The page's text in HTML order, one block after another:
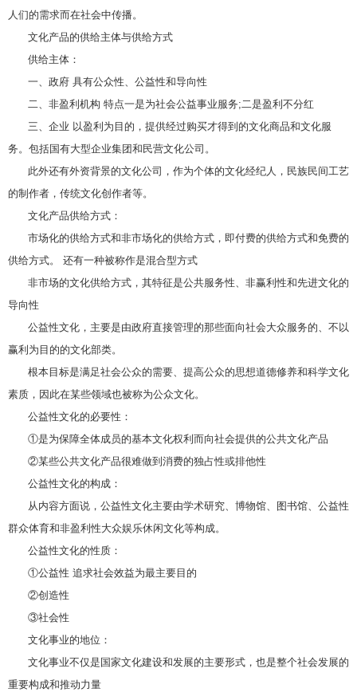
人们的需求而在社会中传播。
文化产品的供给主体与供给方式
供给主体：
一、政府 具有公众性、公益性和导向性
二、非盈利机构 特点一是为社会公益事业服务;二是盈利不分红
三、企业 以盈利为目的，提供经过购买才得到的文化商品和文化服
务。包括国有大型企业集团和民营文化公司。
此外还有外资背景的文化公司，作为个体的文化经纪人，民族民间工艺
的制作者，传统文化创作者等。
文化产品供给方式：
市场化的供给方式和非市场化的供给方式，即付费的供给方式和免费的
供给方式。 还有一种被称作是混合型方式
非市场的文化供给方式，其特征是公共服务性、非赢利性和先进文化的
导向性
公益性文化，主要是由政府直接管理的那些面向社会大众服务的、不以
赢利为目的的文化部类。
根本目标是满足社会公众的需要、提高公众的思想道德修养和科学文化
素质，因此在某些领域也被称为公众文化。
公益性文化的必要性：
①是为保障全体成员的基本文化权利而向社会提供的公共文化产品
②某些公共文化产品很难做到消费的独占性或排他性
公益性文化的构成：
从内容方面说，公益性文化主要由学术研究、博物馆、图书馆、公益性
群众体育和非盈利性大众娱乐休闲文化等构成。
公益性文化的性质：
①公益性 追求社会效益为最主要目的
②创造性
③社会性
文化事业的地位：
文化事业不仅是国家文化建设和发展的主要形式，也是整个社会发展的
重要构成和推动力量